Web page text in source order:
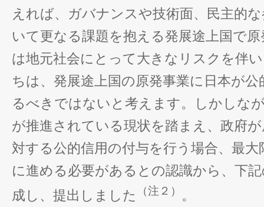
えれば、ガバナンスや技術面、民主的
いて更なる課題を抱える発展途上国で
は地元社会にとって大きなリスクを伴
ちは、発展途上国の原発事業に日本が
るべきではないと考えます。しかしな
が推進されている現状を踏まえ、政府
対する公的信用の付与を行う場合、最
に進める必要があるとの認識から、下
成し、提出しました
（注２） 。